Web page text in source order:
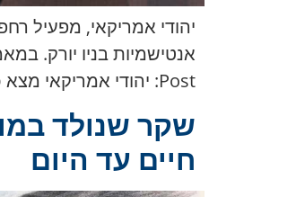
Post: יהודי אמריקאי מצא כבוד באוקראינה ונתקל בשנאה בארה”ב New York Post — אחד העיתונים האמריקאיים הגדולים, […]
שקר שנולד
חיים עד היום